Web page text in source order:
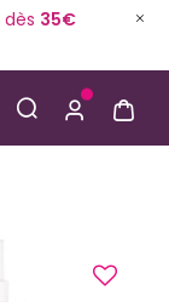
dès 35€